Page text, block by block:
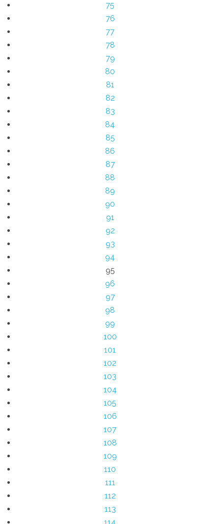
75
76
77
78
79
80
81
82
83
84
85
86
87
88
89
90
91
92
93
94
95
96
97
98
99
100
101
102
103
104
105
106
107
108
109
110
111
112
113